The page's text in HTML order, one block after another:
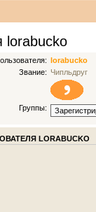
lorabucko
lorabucko
Звание: Чипльдруг
Группы:
LORABUCKO